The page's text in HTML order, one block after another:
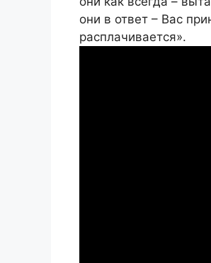
они в ответ – Вас
расплачивается».